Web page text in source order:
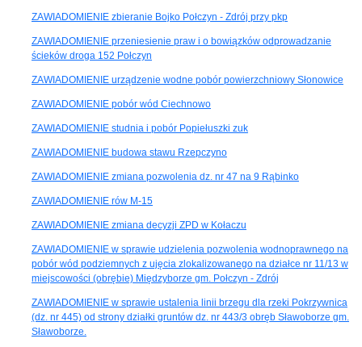
ZAWIADOMIENIE zbieranie Bojko Połczyn - Zdrój przy pkp
ZAWIADOMIENIE przeniesienie praw i o bowiązków odprowadzanie
ścieków droga 152 Połczyn
ZAWIADOMIENIE urządzenie wodne pobór powierzchniowy Słonowice
ZAWIADOMIENIE pobór wód Ciechnowo
ZAWIADOMIENIE studnia i pobór Popiełuszki zuk
ZAWIADOMIENIE budowa stawu Rzepczyno
ZAWIADOMIENIE zmiana pozwolenia dz. nr 47 na 9 Rąbinko
ZAWIADOMIENIE rów M-15
ZAWIADOMIENIE zmiana decyzji ZPD w Kołaczu
ZAWIADOMIENIE w sprawie udzielenia pozwolenia wodnoprawnego na
pobór wód podziemnych z ujęcia zlokalizowanego na działce nr 11/13 w
miejscowości (obrębie) Międzyborze gm. Połczyn - Zdrój
ZAWIADOMIENIE w sprawie ustalenia linii brzegu dla rzeki Pokrzywnica
(dz. nr 445) od strony działki gruntów dz. nr 443/3 obręb Sławoborze gm.
Sławoborze.